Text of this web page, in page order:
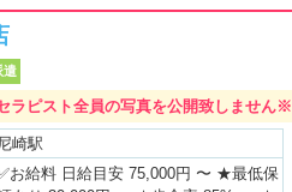
遣
ラピスト全員の写真を公開致しません※
崎駅
お給料 日給目安 75,000円 〜 ★最低保